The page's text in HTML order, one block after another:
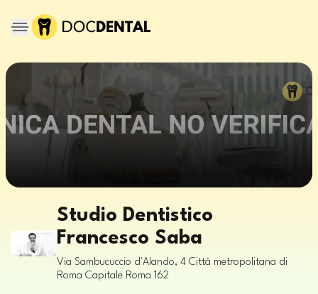
Studio Dentistico
Francesco Saba
Via Sambucuccio d'Alando, 4 Città metropolitana di
Roma Capitale Roma 162